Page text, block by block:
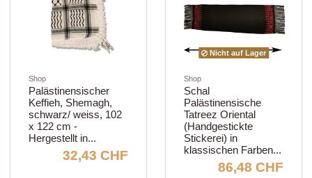
Shop
Palästinensischer
Keffieh, Shemagh,
schwarz/ weiss, 102
x 122 cm -
Hergestellt in...
32,43 CHF
Nicht auf Lager
Shop
Schal
Palästinensische
Tatreez Oriental
(Handgestickte
Stickerei) in
klassischen Farben...
86,48 CHF